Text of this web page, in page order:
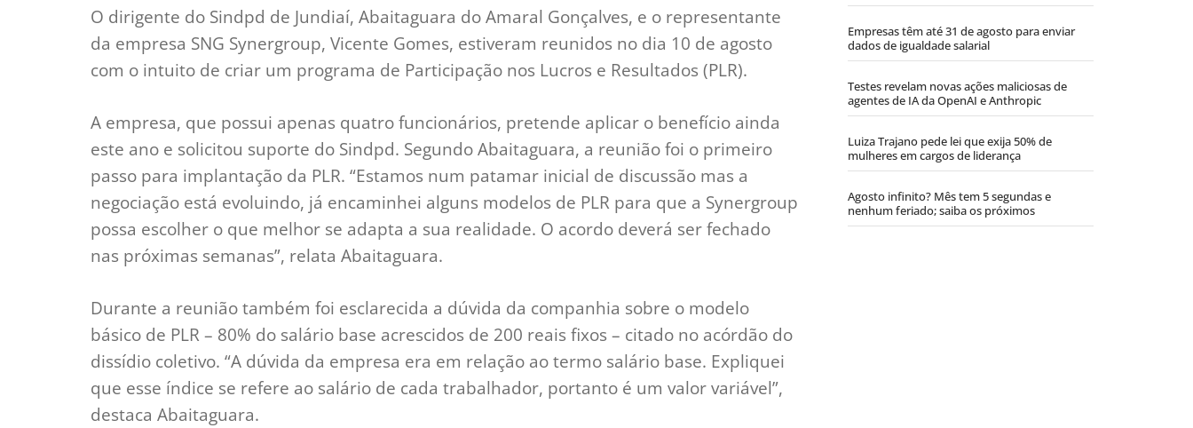
O dirigente do Sindpd de Jundiaí, Abaitaguara do Amaral Gonçalves, e o representante
da empresa SNG Synergroup, Vicente Gomes, estiveram reunidos no dia 10 de agosto
com o intuito de criar um programa de Participação nos Lucros e Resultados (PLR).
A empresa, que possui apenas quatro funcionários, pretende aplicar o benefício ainda
este ano e solicitou suporte do Sindpd. Segundo Abaitaguara, a reunião foi o primeiro
passo para implantação da PLR. “Estamos num patamar inicial de discussão mas a
negociação está evoluindo, já encaminhei alguns modelos de PLR para que a Synergroup
possa escolher o que melhor se adapta a sua realidade. O acordo deverá ser fechado
nas próximas semanas”, relata Abaitaguara.
Durante a reunião também foi esclarecida a dúvida da companhia sobre o modelo
básico de PLR – 80% do salário base acrescidos de 200 reais fixos – citado no acórdão do
dissídio coletivo. “A dúvida da empresa era em relação ao termo salário base. Expliquei
que esse índice se refere ao salário de cada trabalhador, portanto é um valor variável”,
destaca Abaitaguara.
Empresas têm até 31 de agosto para enviar
dados de igualdade salarial
Testes revelam novas ações maliciosas de
agentes de IA da OpenAI e Anthropic
Luiza Trajano pede lei que exija 50% de
mulheres em cargos de liderança
Agosto infinito? Mês tem 5 segundas e
nenhum feriado; saiba os próximos